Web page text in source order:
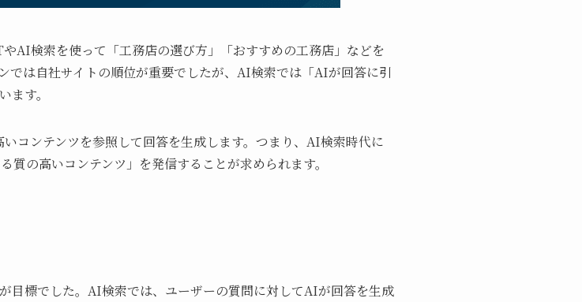
AI検索を使って「工務店の選び方」「おすすめの工務店」などを
では自社サイトの順位が重要でしたが、AI検索では「AIが回答に引
す。
コンテンツを参照して回答を生成します。つまり、AI検索時代に
の高いコンテンツ」を発信することが求められます。
目標でした。AI検索では、ユーザーの質問に対してAIが回答を生成